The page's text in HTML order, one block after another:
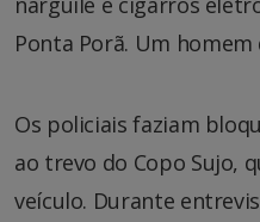
Ponta Porã. Um
Os policiais faziam
ao trevo do Copo Sujo,
veículo. Durante